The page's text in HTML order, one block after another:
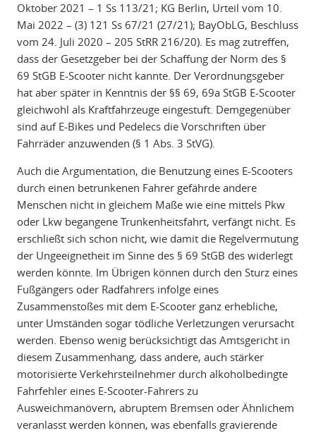
Oktober 2021 – 1 Ss 113/21; KG Berlin, Urteil vom 10.
Mai 2022 – (3) 121 Ss 67/21 (27/21); BayObLG, Beschluss
vom 24. Juli 2020 – 205 StRR 216/20). Es mag zutreffen,
dass der Gesetzgeber bei der Schaffung der Norm des §
69 StGB E-Scooter nicht kannte. Der Verordnungsgeber
hat aber später in Kenntnis der §§ 69, 69a StGB E-Scooter
gleichwohl als Kraftfahrzeuge eingestuft. Demgegenüber
sind auf E-Bikes und Pedelecs die Vorschriften über
Fahrräder anzuwenden (§ 1 Abs. 3 StVG).
Auch die Argumentation, die Benutzung eines E-Scooters
durch einen betrunkenen Fahrer gefährde andere
Menschen nicht in gleichem Maße wie eine mittels Pkw
oder Lkw begangene Trunkenheitsfahrt, verfängt nicht. Es
erschließt sich schon nicht, wie damit die Regelvermutung
der Ungeeignetheit im Sinne des § 69 StGB des widerlegt
werden könnte. Im Übrigen können durch den Sturz eines
Fußgängers oder Radfahrers infolge eines
Zusammenstoßes mit dem E-Scooter ganz erhebliche,
unter Umständen sogar tödliche Verletzungen verursacht
werden. Ebenso wenig berücksichtigt das Amtsgericht in
diesem Zusammenhang, dass andere, auch stärker
motorisierte Verkehrsteilnehmer durch alkoholbedingte
Fahrfehler eines E-Scooter-Fahrers zu
Ausweichmanövern, abruptem Bremsen oder Ähnlichem
veranlasst werden können, was ebenfalls gravierende